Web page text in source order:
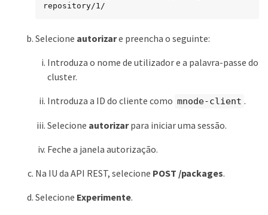
repository/1/
Selecione autorizare preencha o seguinte:
Introduza o nome de utilizador e a palavra-passe do
cluster.
Introduza a ID do cliente como mnode-client .
Selecione autorizarpara iniciar uma sessão.
Feche a janela autorização.
Na IU da API REST, selecione POST /packages.
Selecione Experimente.